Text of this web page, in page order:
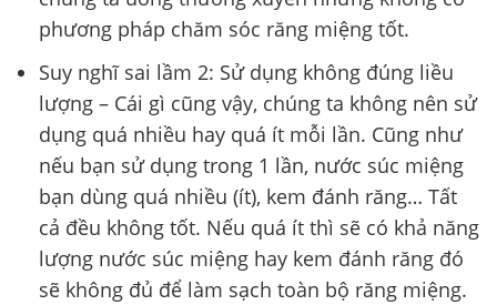
phương pháp chăm sóc răng miệng tốt.
Suy nghĩ sai lầm 2: Sử dụng không đúng liều
lượng – Cái gì cũng vậy, chúng ta không nên sử
dụng quá nhiều hay quá ít mỗi lần. Cũng như
nếu bạn sử dụng trong 1 lần, nước súc miệng
bạn dùng quá nhiều (ít), kem đánh răng… Tất
cả đều không tốt. Nếu quá ít thì sẽ có khả năng
lượng nước súc miệng hay kem đánh răng đó
sẽ không đủ để làm sạch toàn bộ răng miệng.